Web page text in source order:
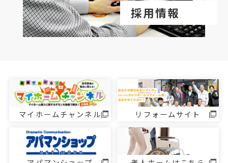
採用情報
マイホームチャンネル リフォームサイト